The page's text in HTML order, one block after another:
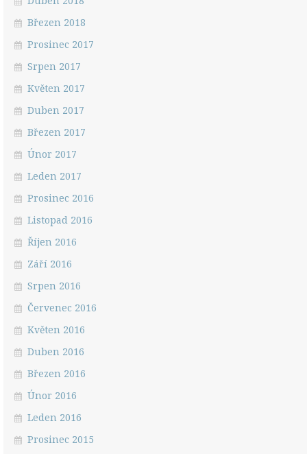
Březen 2018
Prosinec 2017
Srpen 2017
Květen 2017
Duben 2017
Březen 2017
Únor 2017
Leden 2017
Prosinec 2016
Listopad 2016
Říjen 2016
Září 2016
Srpen 2016
Červenec 2016
Květen 2016
Duben 2016
Březen 2016
Únor 2016
Leden 2016
Prosinec 2015